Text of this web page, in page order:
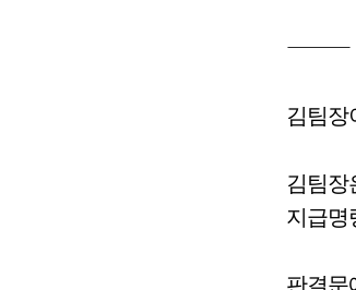
⸻
김팀장
김팀장
지급명
판결문